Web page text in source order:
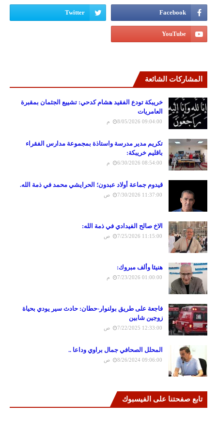
المشاركات الشائعة
خريبكة تودع الفقيد هشام كدحي: تشييع الجثمان بمقبرة
العامريات
8/05/2026 09:04:00 م
تكريم مدير مدرسة واستاذة بمجموعة مدارس الفقراء
باقليم خريبكة:
6/30/2026 08:54:00 م
قيدوم جماعة أولاد عبدون؛ الحرايشي محمد في ذمة الله.
7/30/2026 11:37:00 ص
الاخ صالح الفيدادي في ذمة الله:
7/25/2026 11:15:00 ص
هنيئا وألف مبروك:
7/23/2026 01:00:00 م
فاجعة على طريق بولنوار-حطان: حادث سير يودي بحياة
زوجين شابين
7/22/2025 12:33:00 ص
المحلل الصحافي جمال براوي وداعا ..
8/26/2024 09:06:00 ص
تابع صفحتنا على الفيسبوك